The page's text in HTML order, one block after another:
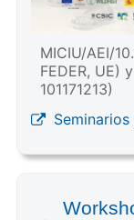
MICIU/AEI/
FEDER, UE)
101171213)